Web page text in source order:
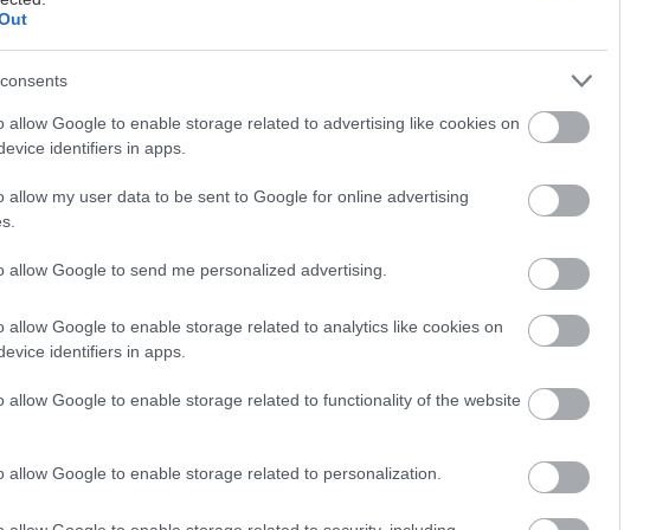
allow Google to enable storage related to advertising like cookies on
identifiers in apps.
allow my user data to be sent to Google for online advertising
allow Google to send me personalized advertising.
allow Google to enable storage related to analytics like cookies on
identifiers in apps.
allow Google to enable storage related to functionality of the website
allow Google to enable storage related to personalization.
ετά την εντυπωσιακή πρώτη παρουσίαση τηςZeekr στη Διεθνή
Έκθεση Θεσσαλονίκης, η Zeekr κατακτά και το κοινό της Αθήνας.
Ολόκληρη η γκάμα των μοντέλων της Zeekr είναι άμεσα
διαθέσιμη για παραγγελία και παράδοση, με τιμές που ξεκινούν
(Zeekr X, συμπεριλαμβανόμενου του οφέλους του προγράμματος
premium μάρκα ηλεκτρικής κινητικότητας, μετά από την
της στην Ελλάδα στη Διεθνή Έκθεση Θεσσαλονίκης
2025
, παρουσιάζεται και στο κοινό της Αθήνας, μέσα
Golden Hall, μέσω ενός ειδικά διαμορφωμένου pop-up